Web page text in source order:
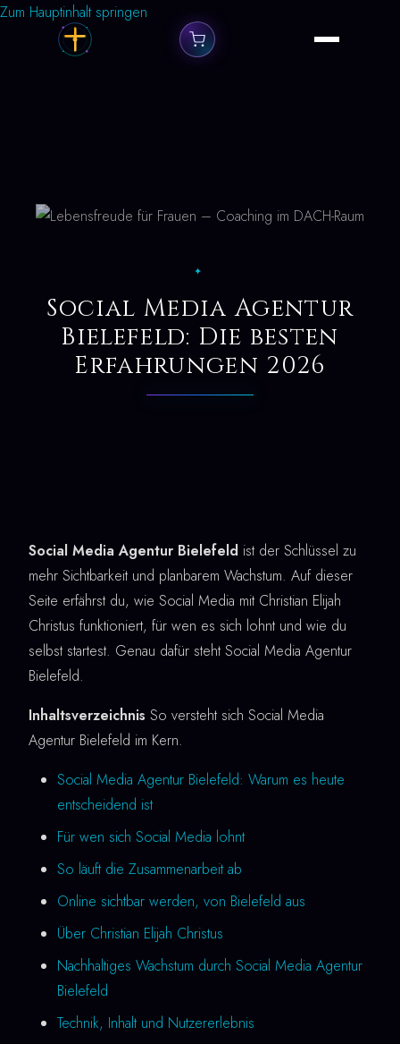
Zum Hauptinhalt springen
✦
Social Media Agentur
Bielefeld: Die besten
Erfahrungen 2026
Social Media Agentur Bielefeld ist der Schlüssel zu
mehr Sichtbarkeit und planbarem Wachstum. Auf dieser
Seite erfährst du, wie Social Media mit Christian Elijah
Christus funktioniert, für wen es sich lohnt und wie du
selbst startest. Genau dafür steht Social Media Agentur
Bielefeld.
Inhaltsverzeichnis So versteht sich Social Media
Agentur Bielefeld im Kern.
Social Media Agentur Bielefeld: Warum es heute
entscheidend ist
Für wen sich Social Media lohnt
So läuft die Zusammenarbeit ab
Online sichtbar werden, von Bielefeld aus
Über Christian Elijah Christus
Nachhaltiges Wachstum durch Social Media Agentur
Bielefeld
Technik, Inhalt und Nutzererlebnis